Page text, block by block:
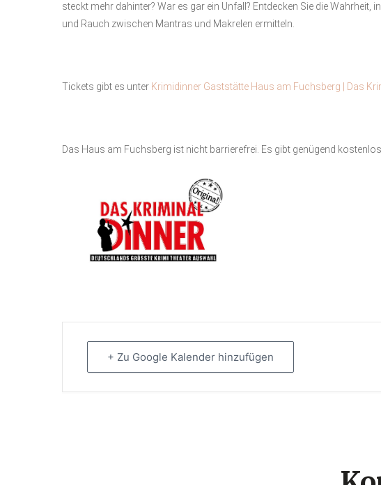
steckt mehr dahinter? War es gar ein Unfall? Entdecken Sie die Wahrheit,
und Rauch zwischen Mantras und Makrelen ermitteln.
Tickets gibt es unter Krimidinner Gaststätte Haus am Fuchsberg | Das
Das Haus am Fuchsberg ist nicht barrierefrei. Es gibt genügend
+ Zu Google Kalender hinzufügen